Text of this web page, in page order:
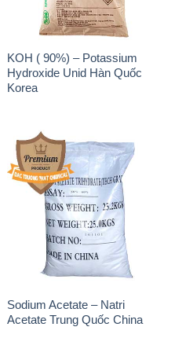
KOH ( 90%) – Potassium
Hydroxide Unid Hàn Quốc
Korea
Sodium Acetate – Natri
Acetate Trung Quốc China